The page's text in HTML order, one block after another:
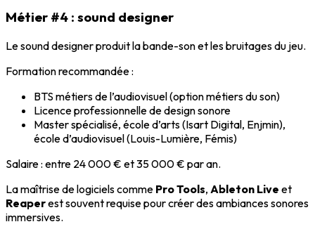
Métier #4 : sound designer
Lesound designerproduit la bande-son et les bruitages du jeu.
Formation recommandée:
BTS métiers de l’audiovisuel (option métiers du son)
Licence professionnelle de design sonore
Master spécialisé, école d’arts (Isart Digital, Enjmin),
école d’audiovisuel (Louis-Lumière, Fémis)
Salaire: entre 24 000 € et 35 000 € par an.
La maîtrise de logiciels comme Pro Tools, Ableton Live et
Reaperest souvent requise pour créer des ambiances sonores
immersives.